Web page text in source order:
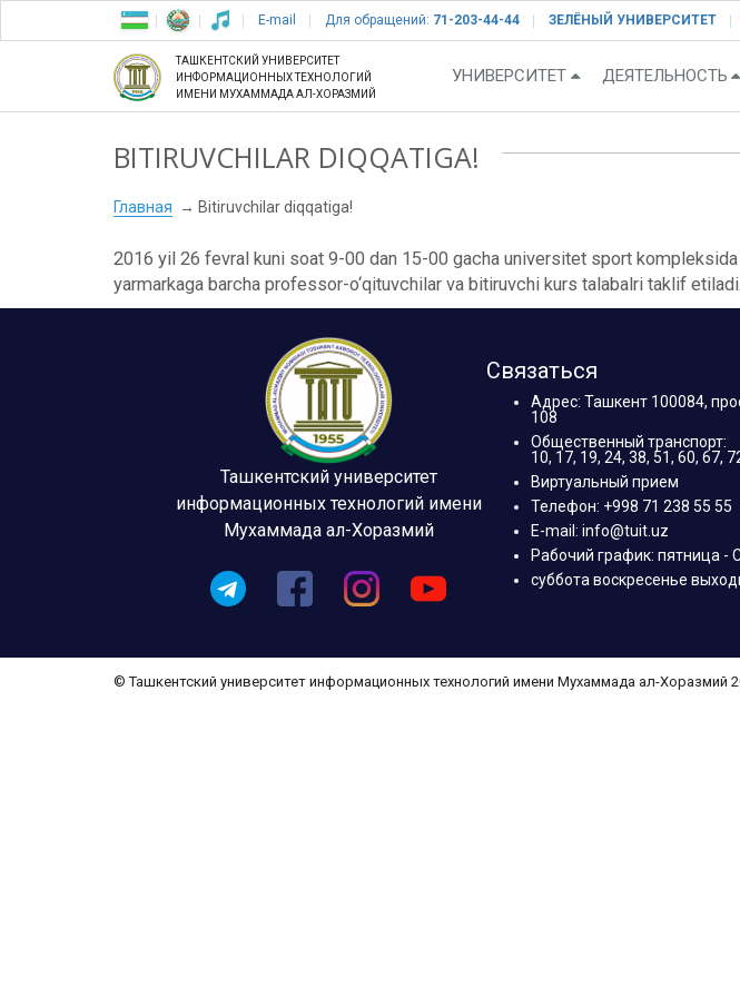
E-mail Для обращений: 71-203-44-44 ЗЕЛЁНЫЙ УНИВЕРСИТЕТ
ТАШКЕНТСКИЙ УНИВЕРСИТЕТ
ИНФОРМАЦИОННЫХ ТЕХНОЛОГИЙ
ИМЕНИ МУХАММАДА АЛ-ХОРАЗМИЙ
УНИВЕРСИТЕТ ДЕЯТЕЛЬНОСТЬ
BITIRUVCHILAR DIQQATIGA!
Главная Bitiruvchilar diqqatiga!
2016 yil 26 fevral kuni soat 9-00 dan 15-00 gacha universitet sport
yarmarkaga barcha professor-o‘qituvchilar va bitiruvchi kurs talabalri taklif etiladi.
Ташкентский университет
информационных технологий имени
Мухаммада ал-Хоразмий
Связаться
Адрес: Ташкент 100084,
108
Общественный транспорт:
10, 17, 19, 24, 38, 51, 60, 67,
Виртуальный прием
Телефон: +998 71 238 55 55
E-mail: info@tuit.uz
Рабочий график: пятница -
суббота воскресенье
© Ташкентский университет информационных технологий имени Мухаммада ал-Хоразмий